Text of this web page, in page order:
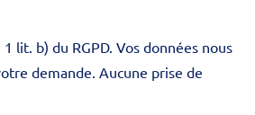
lit. b) du RGPD. Vos données nous
demande. Aucune prise de